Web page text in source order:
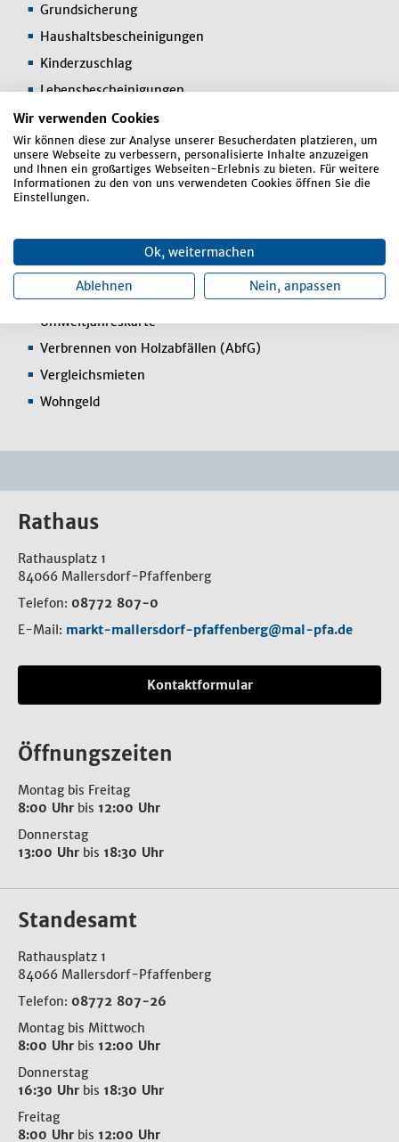
Wir verwenden Cookies
Wir können diese zur Analyse unserer Besucherdaten platzieren, um
unsere Webseite zu verbessern, personalisierte Inhalte anzuzeigen
und Ihnen ein großartiges Webseiten-Erlebnis zu bieten. Für weitere
Informationen zu den von uns verwendeten Cookies öffnen Sie die
Einstellungen.
Ok, weitermachen
Ablehnen Nein, anpassen
Grundsicherung
Haushaltsbescheinigungen
Kinderzuschlag
Lebensbescheinigungen
Meldebescheinigungen
Mitarbeit im Aufgabenbereich von H. Barth
Rundfunkgebührenbefreiung
Schlüsselverwaltung außer HDG, Schule und
Tafelberechtigungen (Anlaufstelle)
Telefonsozialtarif
Telefonzentrale
Umweltjahreskarte
Verbrennen von Holzabfällen (AbfG)
Vergleichsmieten
Wohngeld
Rathaus
Rathausplatz 1
84066 Mallersdorf-Pfaffenberg
Telefon: 08772 807-0
E-Mail: markt-mallersdorf-pfaffenberg@mal-pfa.de
Kontaktformular
Öffnungszeiten
Montag bis Freitag
8:00 Uhr bis 12:00 Uhr
Donnerstag
13:00 Uhr bis 18:30 Uhr
Standesamt
Rathausplatz 1
84066 Mallersdorf-Pfaffenberg
Telefon: 08772 807-26
Montag bis Mittwoch
8:00 Uhr bis 12:00 Uhr
Donnerstag
16:30 Uhr bis 18:30 Uhr
Freitag
8:00 Uhr bis 12:00 Uhr